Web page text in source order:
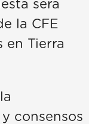
será
la CFE
en Tierra
consensos